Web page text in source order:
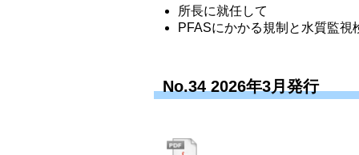
所長に就任して
PFASにかかる規制と水質監視
No.34 2026年3月発行